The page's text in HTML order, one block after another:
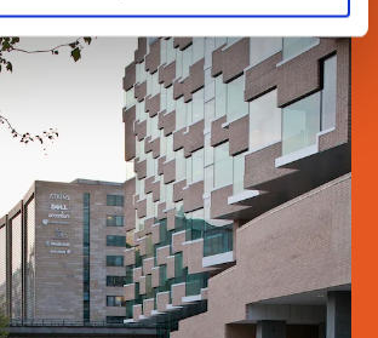
ØRESTAD SKOLE
SE MERE